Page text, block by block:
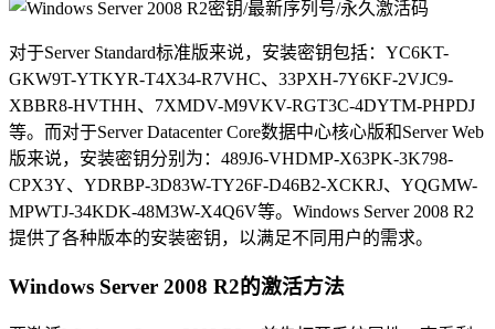
对于Server Standard标准版来说，安装密钥包括：YC6KT-
GKW9T-YTKYR-T4X34-R7VHC、33PXH-7Y6KF-2VJC9-
XBBR8-HVTHH、7XMDV-M9VKV-RGT3C-4DYTM-PHPDJ
等。而对于Server Datacenter Core数据中心核心版和Server Web
版来说，安装密钥分别为：489J6-VHDMP-X63PK-3K798-
CPX3Y、YDRBP-3D83W-TY26F-D46B2-XCKRJ、YQGMW-
MPWTJ-34KDK-48M3W-X4Q6V等。Windows Server 2008 R2
提供了各种版本的安装密钥，以满足不同用户的需求。
Windows Server 2008 R2的激活方法